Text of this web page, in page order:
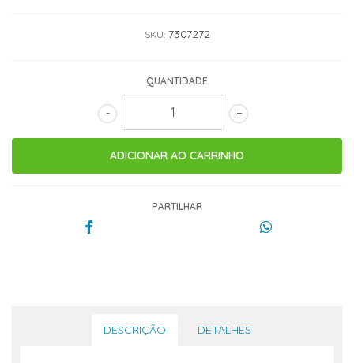
SKU: 7307272
QUANTIDADE
+
-
PARTILHAR
DESCRIÇÃO DETALHES